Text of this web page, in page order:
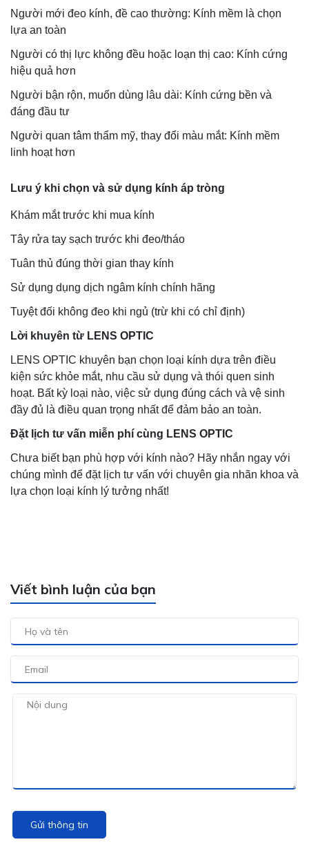
Người mới đeo kính, đề cao thường: Kính mềm là chọn
lựa an toàn
Người có thị lực không đều hoặc loạn thị cao: Kính cứng
hiệu quả hơn
Người bận rộn, muốn dùng lâu dài: Kính cứng bền và
đáng đầu tư
Người quan tâm thẩm mỹ, thay đổi màu mắt: Kính mềm
linh hoạt hơn
Lưu ý khi chọn và sử dụng kính áp tròng
Khám mắt trước khi mua kính
Tây rửa tay sạch trước khi đeo/tháo
Tuân thủ đúng thời gian thay kính
Sử dụng dụng dịch ngâm kính chính hãng
Tuyệt đối không đeo khi ngủ (trừ khi có chỉ định)
Lời khuyên từ LENS OPTIC
LENS OPTIC khuyên bạn chọn loại kính dựa trên điều
kiện sức khỏe mắt, nhu cầu sử dụng và thói quen sinh
hoạt. Bất kỳ loại nào, việc sử dụng đúng cách và vệ sinh
đầy đủ là điều quan trọng nhất để đảm bảo an toàn.
Đặt lịch tư vấn miễn phí cùng LENS OPTIC
Chưa biết bạn phù hợp với kính nào? Hãy nhắn ngay với
chúng mình để đặt lịch tư vấn với chuyên gia nhãn khoa và
lựa chọn loại kính lý tưởng nhất!
Viết bình luận của bạn
Gửi thông tin